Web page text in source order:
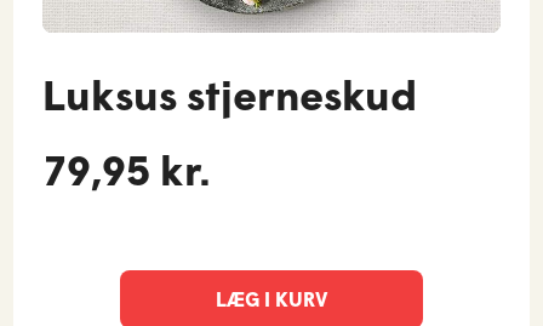
Luksus stjerneskud
79,95 kr.
LÆG I KURV